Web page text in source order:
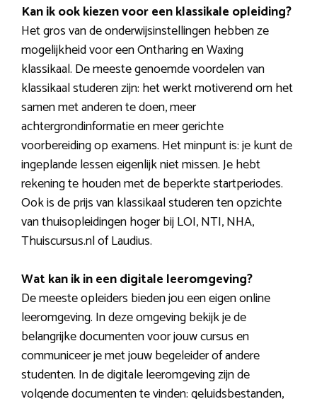
Kan ik ook kiezen voor een klassikale opleiding?
Het gros van de onderwijsinstellingen hebben ze
mogelijkheid voor een Ontharing en Waxing
klassikaal. De meeste genoemde voordelen van
klassikaal studeren zijn: het werkt motiverend om het
samen met anderen te doen, meer
achtergrondinformatie en meer gerichte
voorbereiding op examens. Het minpunt is: je kunt de
ingeplande lessen eigenlijk niet missen. Je hebt
rekening te houden met de beperkte startperiodes.
Ook is de prijs van klassikaal studeren ten opzichte
van thuisopleidingen hoger bij LOI, NTI, NHA,
Thuiscursus.nl of Laudius.
Wat kan ik in een digitale leeromgeving?
De meeste opleiders bieden jou een eigen online
leeromgeving. In deze omgeving bekijk je de
belangrijke documenten voor jouw cursus en
communiceer je met jouw begeleider of andere
studenten. In de digitale leeromgeving zijn de
volgende documenten te vinden: geluidsbestanden,